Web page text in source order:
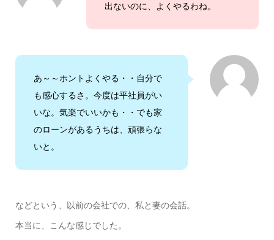
出ないのに、よくやるわね。
あ～～ホントよくやる・・自分で
も感心するさ。今度は平社員がい
いな。気楽でいいかも・・でも家
のローンがあるうちは、頑張らな
いと。
などという、以前の会社での、私と妻の会話。
本当に、こんな感じでした。